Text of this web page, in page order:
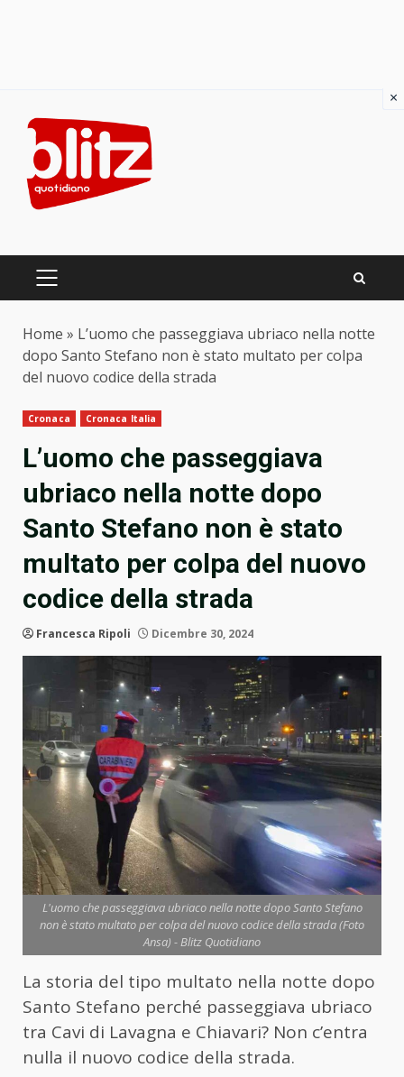
content
PRIMARY
Home » L’uomo che passeggiava ubriaco nella notte
dopo Santo Stefano non è stato multato per colpa
del nuovo codice della strada
Cronaca Cronaca Italia
L’uomo che passeggiava
ubriaco nella notte dopo
Santo Stefano non è stato
multato per colpa del nuovo
codice della strada
Francesca Ripoli Dicembre 30, 2024
L'uomo che passeggiava ubriaco nella notte dopo Santo Stefano
non è stato multato per colpa del nuovo codice della strada (Foto
Ansa) - Blitz Quotidiano
La storia del tipo multato nella notte dopo
Santo Stefano perché passeggiava ubriaco
tra Cavi di Lavagna e Chiavari? Non c’entra
nulla il nuovo codice della strada.
×